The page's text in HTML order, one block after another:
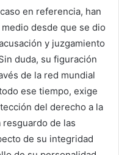
en referencia, han
desde que se dio
y juzgamiento
duda, su figuración
de la red mundial
ese tiempo, exige
del derecho a la
de las
de su integridad